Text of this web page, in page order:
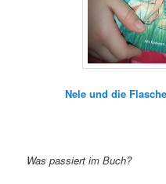
Nele und die
Was passiert im Buch?